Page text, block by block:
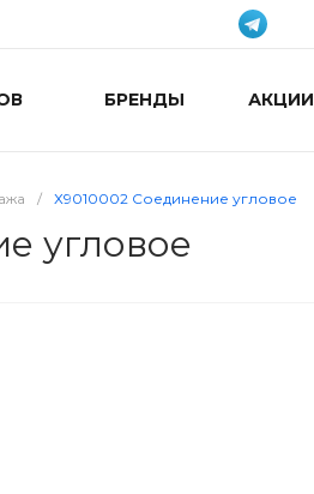
БРЕНДЫ АКЦИИ
/ Х9010002 Соединение угловое
угловое